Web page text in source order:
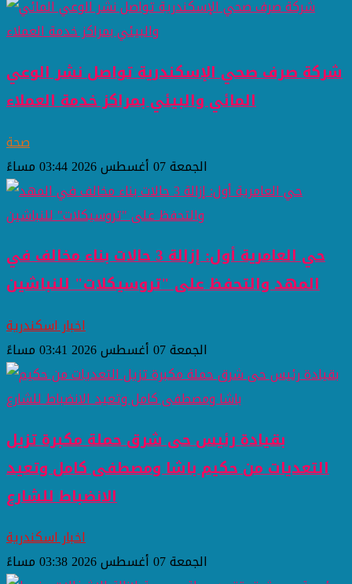
شركة صرف صحي الإسكندرية تواصل نشر الوعي
المائي والبيئي بمراكز خدمة العملاء
صحة
الجمعة 07 أغسطس 2026 03:44 مساءً
حي العامرية أول: إزالة 3 حالات بناء مخالف في
المهد والتحفظ على "تروسيكلات" للنباشين
اخبار اسكندرية
الجمعة 07 أغسطس 2026 03:41 مساءً
بقيادة رئيس حى شرق حملة مكبرة تزيل
التعديات من حكيم باشا ومصطفى كامل وتعيد
الانضباط للشارع
اخبار اسكندرية
الجمعة 07 أغسطس 2026 03:38 مساءً